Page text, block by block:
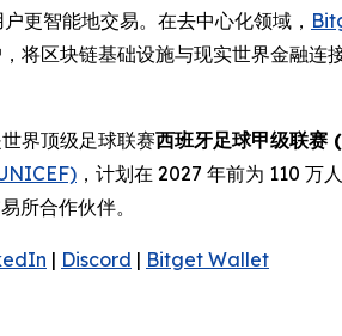
更智能地交易。在去中心化领域，
将区块链基础设施与现实世界金融
界顶级足球联赛西班牙足球甲级联赛
，计划在 2027 年前为 110
所合作伙伴。
| Discord | Bitget Wallet